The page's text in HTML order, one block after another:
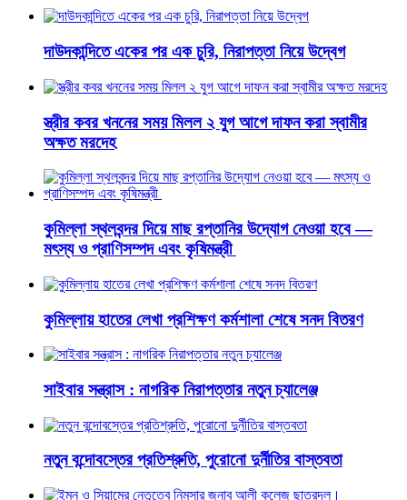
দাউদকান্দিতে একের পর এক চুরি, নিরাপত্তা নিয়ে উদ্বেগ
স্ত্রীর কবর খননের সময় মিলল ২ যুগ আগে দাফন করা স্বামীর
অক্ষত মরদেহ
কুমিল্লা স্থলবন্দর দিয়ে মাছ রপ্তানির উদ্যোগ নেওয়া হবে —
মৎস্য ও প্রাণিসম্পদ এবং কৃষিমন্ত্রী
কুমিল্লায় হাতের লেখা প্রশিক্ষণ কর্মশালা শেষে সনদ বিতরণ
সাইবার সন্ত্রাস : নাগরিক নিরাপত্তার নতুন চ্যালেঞ্জ
নতুন বন্দোবস্তের প্রতিশ্রুতি, পুরোনো দুর্নীতির বাস্তবতা